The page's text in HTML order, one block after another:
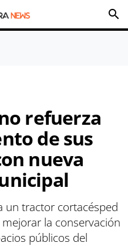
search
refuerza
de sus
nueva
un tractor cortacésped
la conservación
públicos del